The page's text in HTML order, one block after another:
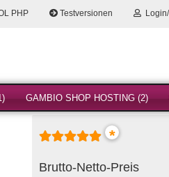
PHP Testversionen
GAMBIO SHOP HOSTING (2)
*
Brutto-Netto-Preis